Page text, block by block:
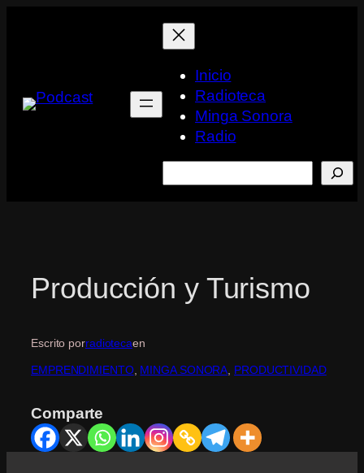
Inicio
Radioteca
Minga Sonora
Radio
Producción y Turismo
Escrito porradiotecaen
EMPRENDIMIENTO, MINGA SONORA PRODUCTIVIDAD
Comparte